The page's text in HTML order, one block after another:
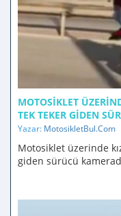
MOTOSIKLET
TEK TEKER GIDEN
Yazar: MotosikletBul.Com
Motosiklet üzerinde
giden sürücü